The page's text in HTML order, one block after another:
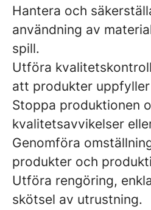
Hantera och
användning av
spill.
Utföra
att produkter
Stoppa produktionen
kvalitetsavvikelser
Genomföra
produkter och
Utföra rengöring,
skötsel av utrustning.